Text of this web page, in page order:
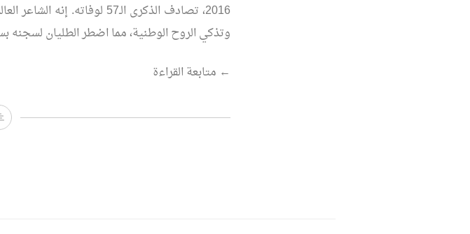
2016، تصادف الذكرى الـ57
وتذكي الروح الوطنية، مما اضطر الطليان
“في
شيخ
← متابعة القراءة